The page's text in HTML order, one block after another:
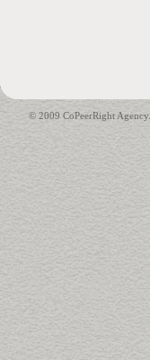
© 2009 CoPeerRight Agency.